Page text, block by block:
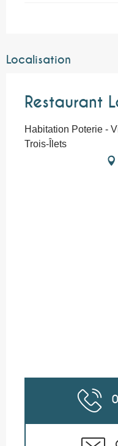
Localisation
Restaurant
Habitation Poterie -
Trois-Îlets